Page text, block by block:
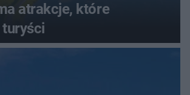
atrakcje, które